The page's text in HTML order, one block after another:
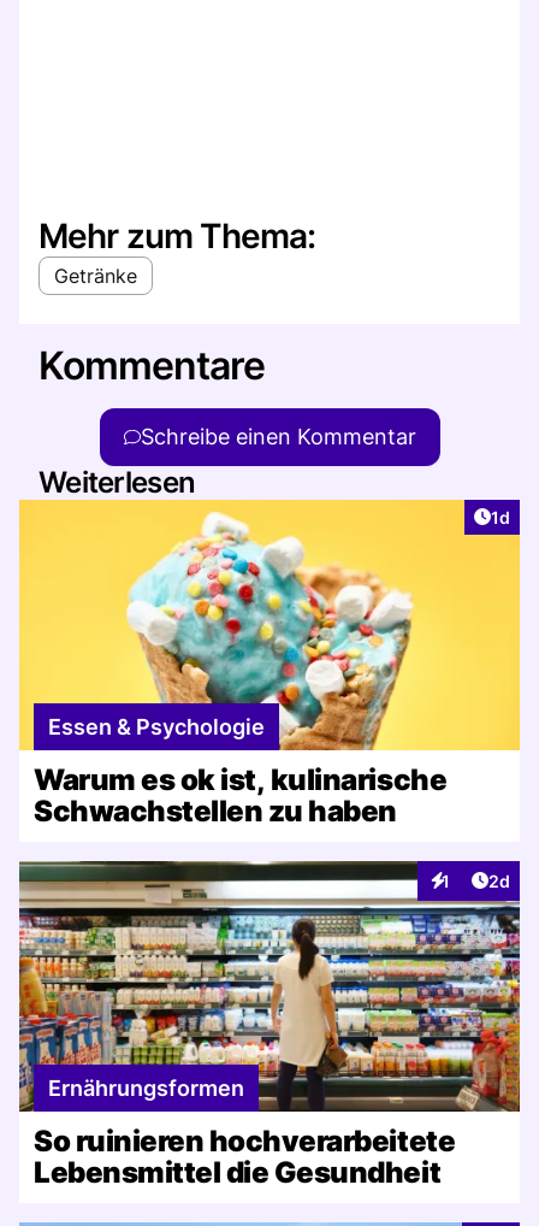
Mehr zum Thema:
Getränke
Kommentare
Schreibe einen Kommentar
Weiterlesen
1d
Essen & Psychologie
Warum es ok ist, kulinarische
Schwachstellen zu haben
1
Interaktionen
2d
Ernährungsformen
So ruinieren hochverarbeitete
Lebensmittel die Gesundheit